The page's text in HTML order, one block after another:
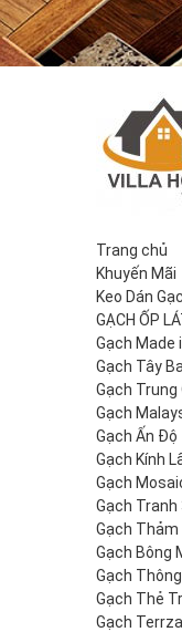
Trang chủ
Khuyến Mãi
Keo Dán
GẠCH ỐP
Gạch Made
Gạch Tây
Gạch Trung
Gạch
Gạch Ấn Độ
Gạch Kính
Gạch
Gạch Tranh
Gạch Thảm
Gạch Bông
Gạch Thông
Gạch Thẻ
Gạch